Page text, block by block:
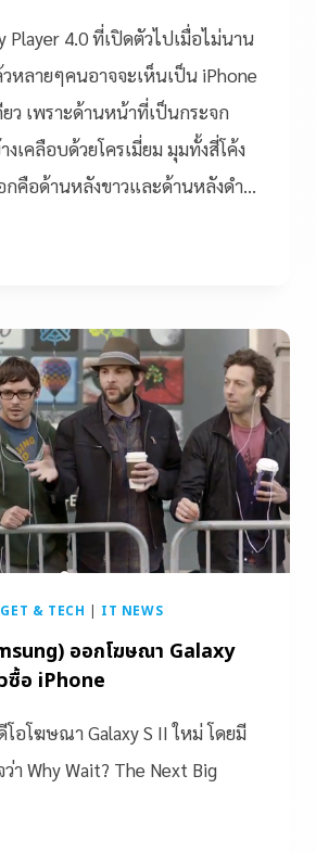
Player 4.0 ที่เปิดตัวไปเมื่อไม่นาน
หลายๆคนอาจจะเห็นเป็น iPhone
ยว เพราะด้านหน้าที่เป็นกระจก
เคลือบด้วยโครเมี่ยม มุมทั้งสี่โค้ง
กคือด้านหลังขาวและด้านหลังดำ…
& TECH | IT NEWS
ออกโฆษณา Galaxy
ซื้อ iPhone
โอโฆษณา Galaxy S II ใหม่ โดยมี
า Why Wait? The Next Big